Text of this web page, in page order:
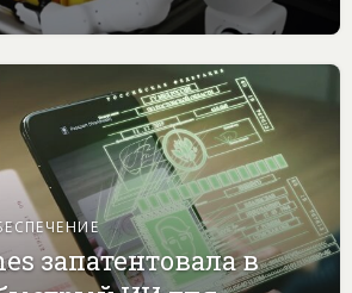
запатентовала в